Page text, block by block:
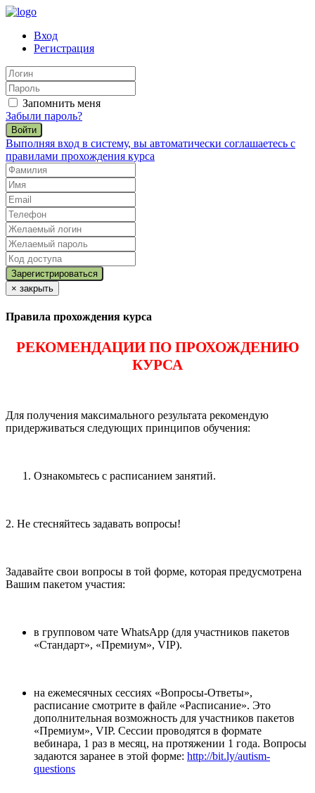
Вход
Регистрация
Запомнить меня
Забыли пароль?
Войти
Выполняя вход в систему, вы автоматически соглашаетесь с
правилами прохождения курса
× закрыть
Правила прохождения курса
РЕКОМЕНДАЦИИ ПО ПРОХОЖДЕНИЮ
КУРСА
Для получения максимального результата рекомендую
придерживаться следующих принципов обучения:
Ознакомьтесь с расписанием занятий.
2. Не стесняйтесь задавать вопросы!
Задавайте свои вопросы в той форме, которая предусмотрена
Вашим пакетом участия:
в групповом чате WhatsApp (для участников пакетов
«Стандарт», «Премиум», VIP).
на ежемесячных сессиях «Вопросы-Ответы»,
расписание смотрите в файле «Расписание». Это
дополнительная возможность для участников пакетов
«Премиум», VIP. Сессии проводятся в формате
вебинара, 1 раз в месяц, на протяжении 1 года. Вопросы
задаются заранее в этой форме: http://bit.ly/autism-
questions